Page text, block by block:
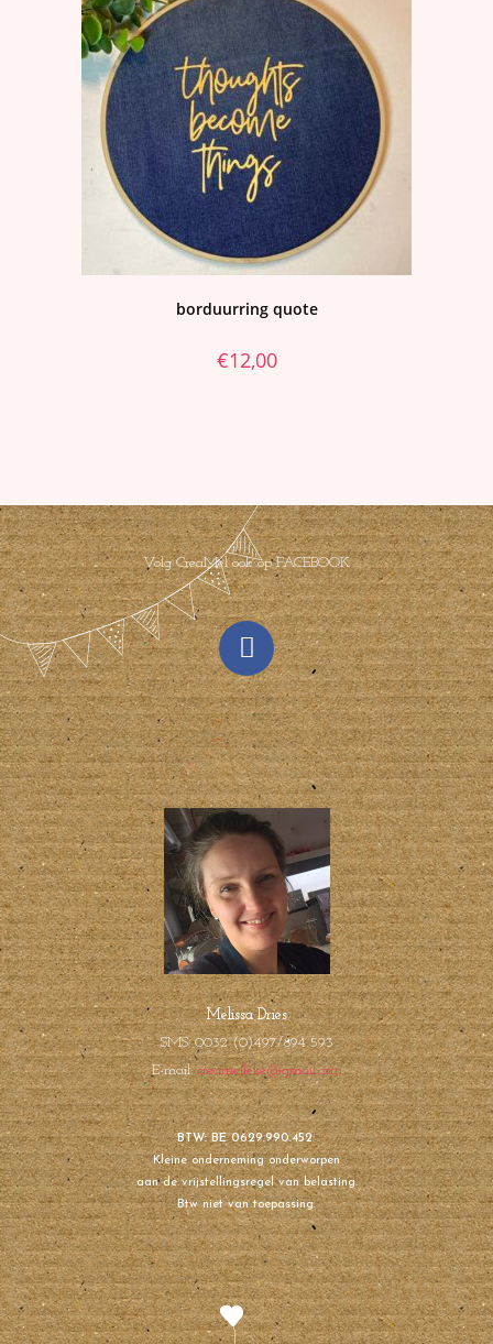
borduurring quote
€12,00
Volg CreaMel ook op FACEBOOK
Melissa Dries
SMS: 0032 (0)497/894 593
E-mail:creamelleke@gmail.com
BTW: BE 0629.990.452
Kleine onderneming onderworpen
aan de vrijstellingsregel van belasting.
Btw niet van toepassing.